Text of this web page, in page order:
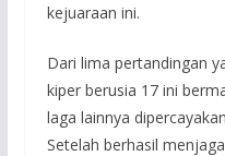
kejuaraan ini.
Dari lima pertandingan
kiper berusia 17 ini
laga lainnya
Setelah berhasil